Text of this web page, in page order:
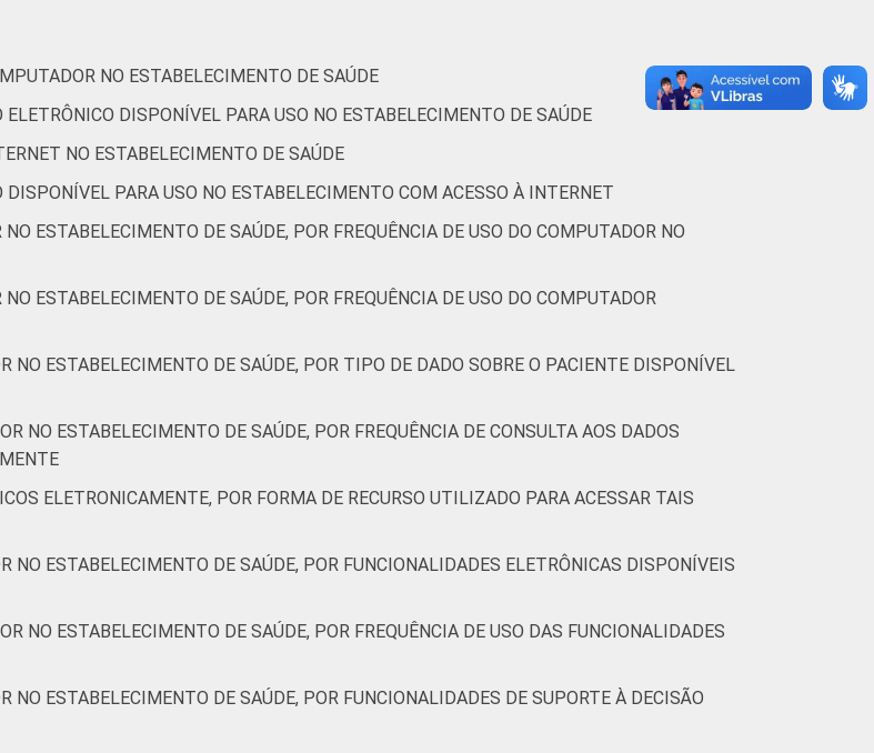
2 0 79
Desenvolvimento da Sociedade da Informação (Cetic.br), Pesquisa sobre o uso das
NO ESTABELECIMENTO DE SAÚDE
DISPONÍVEL PARA USO NO ESTABELECIMENTO DE SAÚDE
NO ESTABELECIMENTO DE SAÚDE
PARA USO NO ESTABELECIMENTO COM ACESSO À INTERNET
ESTABELECIMENTO DE SAÚDE, POR FREQUÊNCIA DE USO DO COMPUTADOR NO
ESTABELECIMENTO DE SAÚDE, POR FREQUÊNCIA DE USO DO COMPUTADOR
NO ESTABELECIMENTO DE SAÚDE, POR TIPO DE DADO SOBRE O PACIENTE DISPONÍVEL
NO ESTABELECIMENTO DE SAÚDE, POR FREQUÊNCIA DE CONSULTA AOS DADOS
ELETRONICAMENTE, POR FORMA DE RECURSO UTILIZADO PARA ACESSAR TAIS
NO ESTABELECIMENTO DE SAÚDE, POR FUNCIONALIDADES ELETRÔNICAS DISPONÍVEIS
NO ESTABELECIMENTO DE SAÚDE, POR FREQUÊNCIA DE USO DAS FUNCIONALIDADES
NO ESTABELECIMENTO DE SAÚDE, POR FUNCIONALIDADES DE SUPORTE À DECISÃO